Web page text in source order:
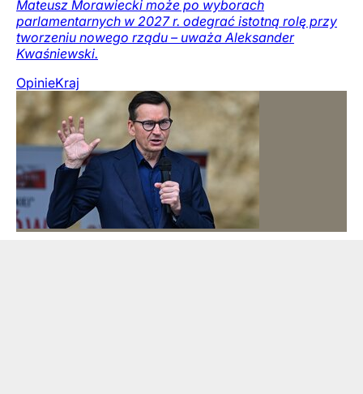
Mateusz Morawiecki może po wyborach
parlamentarnych w 2027 r. odegrać istotną rolę przy
tworzeniu nowego rządu – uważa Aleksander
Kwaśniewski.
OpinieKraj